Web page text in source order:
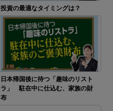
投資の最適なタイミングは？
日本帰国後に待つ「趣味のリスト
ラ」 駐在中に仕込む、家族の財
布